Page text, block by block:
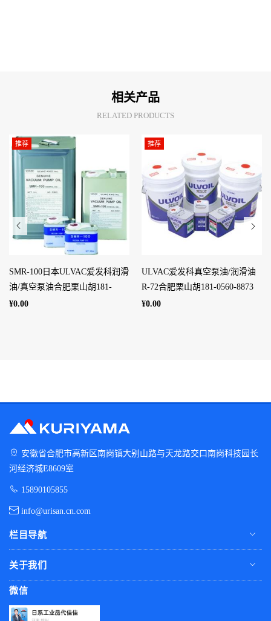
相关产品
RELATED PRODUCTS
推荐
SMR-100日本ULVAC爱发科润滑
油/真空泵油合肥栗山胡181-
0560-8873
¥0.00
推荐
ULVAC爱发科真空泵油/润滑油
R-72合肥栗山胡181-0560-8873
¥0.00
安徽省合肥市高新区南岗镇大别山路与天龙路交口南岗科技园长
河经济城E8609室
15890105855
info@urisan.cn.com
栏目导航
关于我们
微信